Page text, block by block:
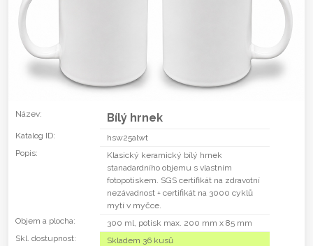
Název: Bílý hrnek
Katalog ID:
hsw25alwt
Popis:
Klasický keramický bílý hrnek
stanadardního objemu s vlastním
fotopotiskem. SGS certifikát na zdravotní
nezávadnost + certifikát na 3000 cyklů
mytí v myčce.
Objem a plocha:
300 ml, potisk max. 200 mm x 85 mm
Skl. dostupnost:
Skladem 36 kusů